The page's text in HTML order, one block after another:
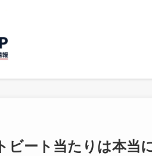
ビート当たりは本当